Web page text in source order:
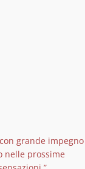
grande impegno
nelle prossime